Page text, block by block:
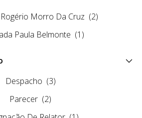
Morro Da Cruz (2)
Paula Belmonte (1)
Despacho (3)
Parecer (2)